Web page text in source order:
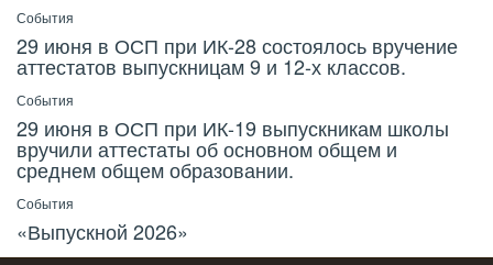
События
29 июня в ОСП при ИК-28 состоялось вручение
аттестатов выпускницам 9 и 12-х классов.
События
29 июня в ОСП при ИК-19 выпускникам школы
вручили аттестаты об основном общем и
среднем общем образовании.
События
«Выпускной 2026»